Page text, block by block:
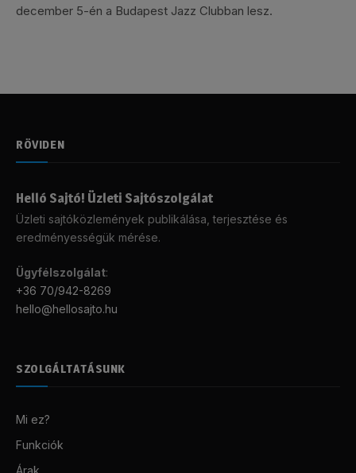
december 5-én a Budapest Jazz Clubban lesz.
RÖVIDEN
Helló Sajtó! Üzleti Sajtószolgálat
Üzleti sajtóközlemények publikálása, terjesztése és
eredményességük mérése.
Ügyfélszolgálat:
+36 70/942-8269
hello@hellosajto.hu
SZOLGÁLTATÁSUNK
Mi ez?
Funkciók
Árak